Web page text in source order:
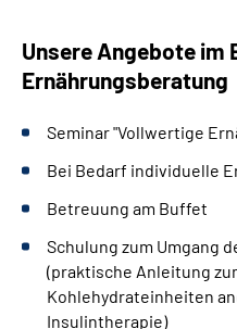
Unsere Angebote im
Ernährungsberatung
Seminar "Vollwertige
Bei Bedarf individuelle
Betreuung am Buffet
Schulung zum Umgang
(praktische Anleitung
Kohlehydrateinheiten
Insulintherapie)